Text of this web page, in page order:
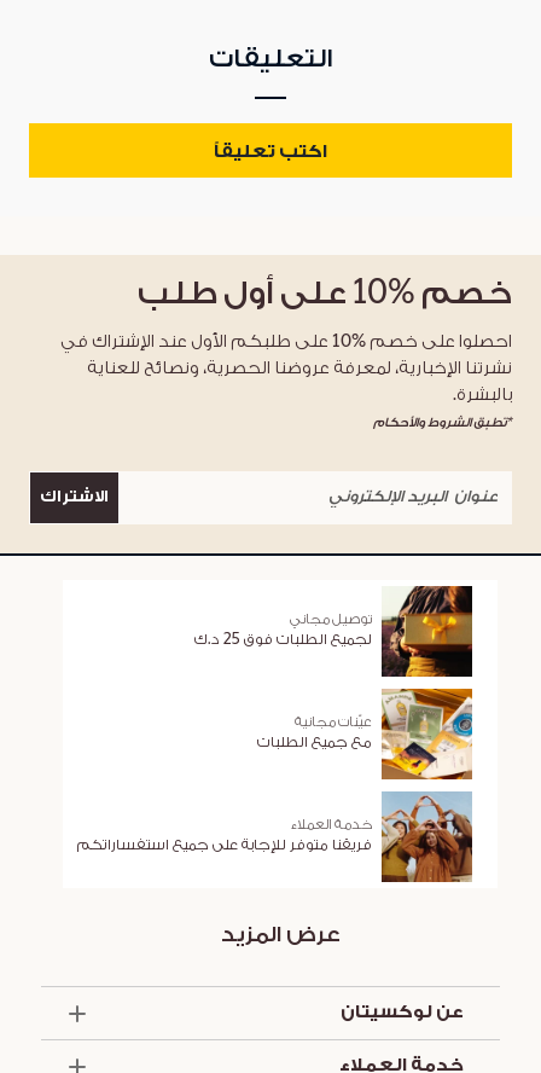
التعليقات
اكتب تعليقاً
خصم %10 على أول طلب
احصلوا على خصم %10 على طلبكم الأول عند الإشتراك في
نشرتنا الإخبارية، لمعرفة عروضنا الحصرية، ونصائح للعناية
بالبشرة.
*تطبق الشروط والأحكام
الاشتراك
توصيل مجاني
لجميع الطلبات فوق 25 د.ك
عيّنات مجانية
مع جميع الطلبات
خدمة العملاء
فريقنا متوفر للإجابة على جميع استفساراتكم
عرض المزيد
عن لوكسيتان
الذكرى السنوية الخمسون
خدمة العملاء